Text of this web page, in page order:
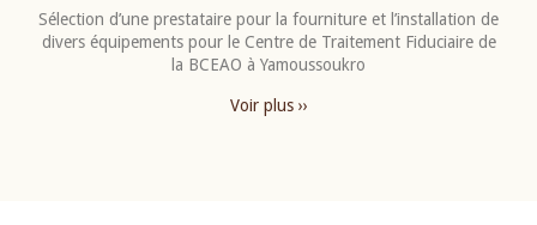
Sélection d’une prestataire pour la fourniture et l’installation de
divers équipements pour le Centre de Traitement Fiduciaire de
la BCEAO à Yamoussoukro
Voir plus ››